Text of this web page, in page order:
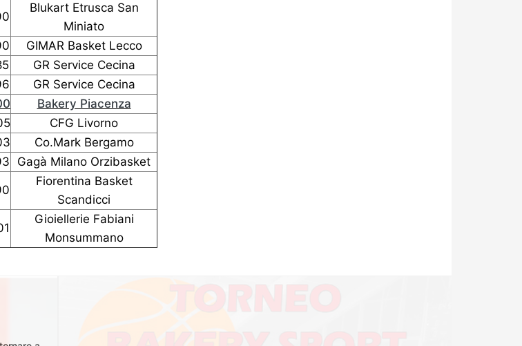
Blukart Etrusca San
Miniato
GIMAR Basket Lecco
GR Service Cecina
GR Service Cecina
Bakery Piacenza
CFG Livorno
Co.Mark Bergamo
Gagà Milano Orzibasket
Fiorentina Basket
Scandicci
Gioiellerie Fabiani
Monsummano